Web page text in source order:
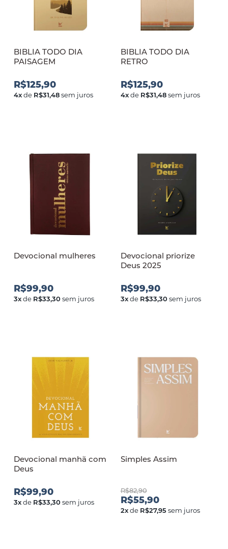
BIBLIA TODO DIA
PAISAGEM
R$125,90
4xde R$31,48sem juros
BIBLIA TODO DIA
RETRO
R$125,90
4xde R$31,48sem juros
Devocional mulheres
R$99,90
3xde R$33,30sem juros
Devocional priorize
Deus 2025
R$99,90
3xde R$33,30sem juros
Devocional manhã com
Deus
R$99,90
3xde R$33,30sem juros
Simples Assim
R$82,90
R$55,90
2xde R$27,95sem juros